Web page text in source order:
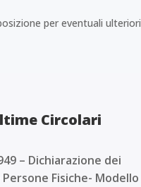
per eventuali ulteriori
Circolari
– Dichiarazione dei
Fisiche- Modello